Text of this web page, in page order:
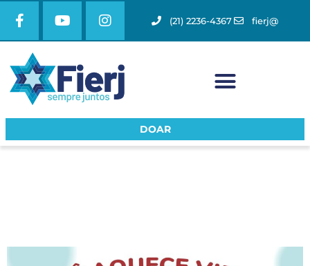
(21) 2236-4367 fierj@
DOAR